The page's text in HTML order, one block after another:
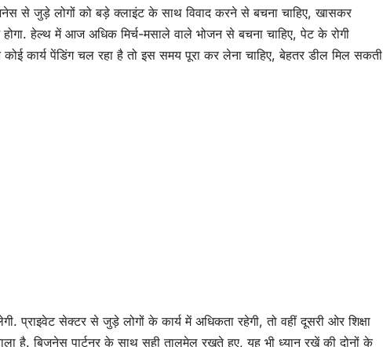
से जुड़े लोगों को बड़े क्लाइंट के साथ विवाद करने से बचना चाहिए, खासकर
हेल्थ में आज अधिक मिर्च-मसाले वाले भोजन से बचना चाहिए, पेट के रोगी
कार्य पेंडिंग चल रहा है तो इस समय पूरा कर लेना चाहिए, बेहतर डील मिल सकती
प्राइवेट सेक्टर से जुड़े लोगों के कार्य में अधिकता रहेगी, तो वहीं दूसरी ओर शिक्षा
है. बिजनेस पार्टनर के साथ सही तालमेल रखते हुए, यह भी ध्यान रखें की दोनों के